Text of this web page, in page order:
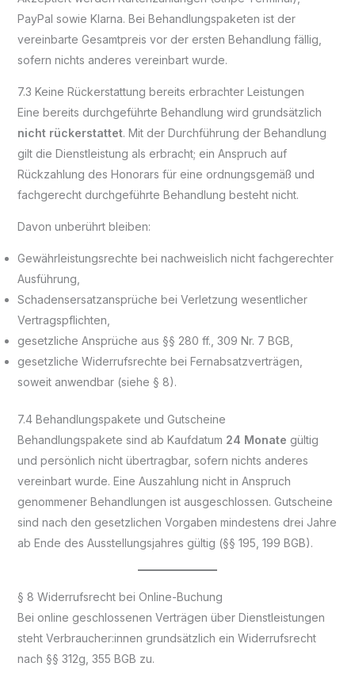
PayPal sowie Klarna. Bei Behandlungspaketen ist der
vereinbarte Gesamtpreis vor der ersten Behandlung fällig,
sofern nichts anderes vereinbart wurde.
7.3 Keine Rückerstattung bereits erbrachter Leistungen
Eine bereits durchgeführte Behandlung wird grundsätzlich
nicht rückerstattet. Mit der Durchführung der Behandlung
gilt die Dienstleistung als erbracht; ein Anspruch auf
Rückzahlung des Honorars für eine ordnungsgemäß und
fachgerecht durchgeführte Behandlung besteht nicht.
Davon unberührt bleiben:
Gewährleistungsrechte bei nachweislich nicht fachgerechter
Ausführung,
Schadensersatzansprüche bei Verletzung wesentlicher
Vertragspflichten,
gesetzliche Ansprüche aus §§ 280 ff., 309 Nr. 7 BGB,
gesetzliche Widerrufsrechte bei Fernabsatzverträgen,
soweit anwendbar (siehe § 8).
7.4 Behandlungspakete und Gutscheine
Behandlungspakete sind ab Kaufdatum 24 Monate gültig
und persönlich nicht übertragbar, sofern nichts anderes
vereinbart wurde. Eine Auszahlung nicht in Anspruch
genommener Behandlungen ist ausgeschlossen. Gutscheine
sind nach den gesetzlichen Vorgaben mindestens drei Jahre
ab Ende des Ausstellungsjahres gültig (§§ 195, 199 BGB).
§ 8 Widerrufsrecht bei Online-Buchung
Bei online geschlossenen Verträgen über Dienstleistungen
steht Verbraucher:innen grundsätzlich ein Widerrufsrecht
nach §§ 312g, 355 BGB zu.